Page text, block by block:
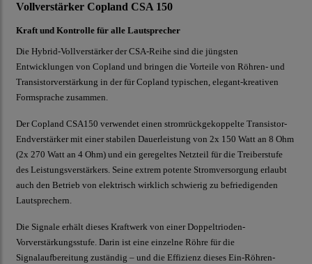
Vollverstärker Copland CSA 150
Kraft und Kontrolle für alle Lautsprecher
Die Hybrid-Vollverstärker der CSA-Reihe sind die jüngsten
Entwicklungen von Copland und bringen die Vorteile von Röhren- und
Transistorverstärkung in der für Copland typischen, elegant-kreativen
Formsprache zusammen.
Der Copland CSA150 verwendet einen stromrückgekoppelte Transistor-
Endverstärker mit einer stabilen Dauerleistung von 2x 150 Watt an 8 Ohm
(2x 270 Watt an 4 Ohm) und ein geregeltes Netzteil für die Treiberstufe
des Leistungsverstärkers. Seine extrem potente Stromversorgung erlaubt
auch den Betrieb von elektrisch wirklich schwierig zu befriedigenden
Lautsprechern.
Die Signale erhält dieses Kraftwerk von einer Doppeltrioden-
Vorverstärkungsstufe. Darin ist eine einzelne Röhre für die
Signalaufbereitung zuständig – und die Effizienz dieses Ein-Röhren-